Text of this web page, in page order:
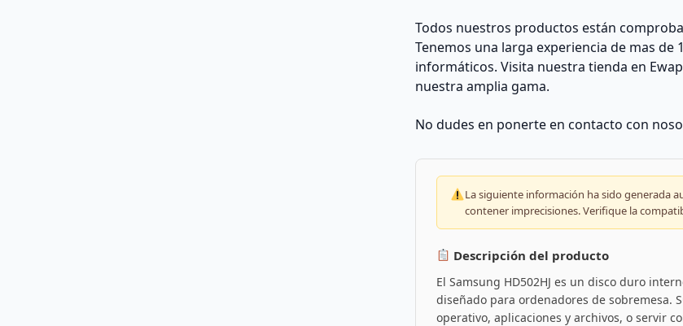
Todos nuestros productos están
Tenemos una larga experiencia de mas
informáticos. Visita nuestra tienda en
nuestra amplia gama.
No dudes en ponerte en contacto con
La siguiente información ha sido generada
contener imprecisiones. Verifique la
Descripción del producto
El Samsung HD502HJ es un disco duro
diseñado para ordenadores de sobremesa.
operativo, aplicaciones y archivos, o servir